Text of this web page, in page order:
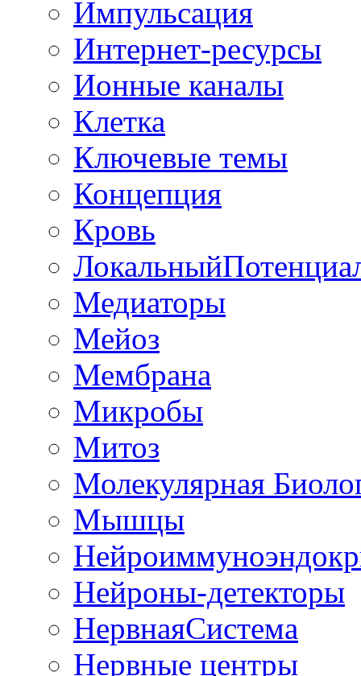
Импульсация
Интернет-ресурсы
Ионные каналы
Клетка
Ключевые темы
Концепция
Кровь
Медиаторы
Мейоз
Мембрана
Микробы
Митоз
Молекулярная
Мышцы
Нейроны-детекторы
НервнаяСистема
Нервные центры